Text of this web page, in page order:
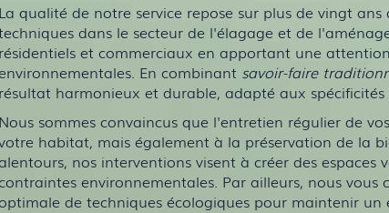
La qualité de notre service repose sur plus de vingt
dans le secteur de l'élagage et de
résidentiels et commerciaux en apportant une
En combinant savoir-faire
résultat harmonieux et durable, adapté aux
Nous sommes convaincus que l'entretien régulier de
habitat, mais également à la préservation de la
nos interventions visent à créer des
environnementales. Par ailleurs, nous
de techniques écologiques pour maintenir